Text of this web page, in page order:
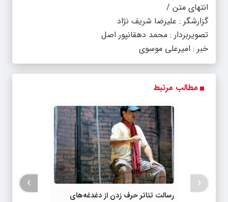
انتهای متن /
گزارشگر : علیرضا شریف نژاد
تصویربردار : محمد دهقانپور اصل
خبر : امیرعلی موسوی
مطالب مرتبط
رسالت تئاتر حرف زدن از دغدغه‌های
‹
›